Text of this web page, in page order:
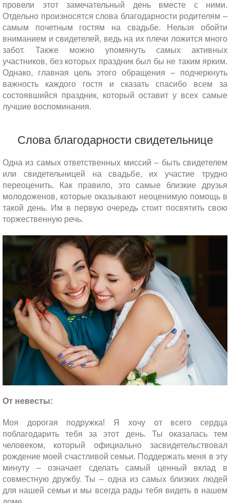
провели этот замечательный день вместе с ними.
Отдельно произносятся слова благодарности родителям –
самым почетным гостям на свадьбе. Нельзя обойти
вниманием и свидетелей, ведь на их плечи ложится много
забот. Также можно упомянуть самых активных
участников, без которых праздник был бы не таким ярким.
Однако, главная цель этого обращения – подчеркнуть
важность каждого гостя и сказать спасибо всем за
состоявшийся праздник, который оставит у всех самые
лучшие воспоминания.
Слова благодарности свидетельнице
Одна из самых ответственных миссий – быть свидетелем
или свидетельницей на свадьбе, их участие трудно
переоценить. Как правило, это самые близкие друзья
молодоженов, которые оказывают неоценимую помощь в
такой день. Им в первую очередь стоит посвятить свою
торжественную речь.
От невесты:
Моя дорогая подружка! Я хочу от всего сердца
поблагодарить тебя за этот день. Ты оказалась тем
человеком, который официально засвидетельствовал
рождение моей счастливой семьи. Поддержать меня в эту
минуту – означает сделать самый ценный вклад в
совместную дружбу. Ты – одна из самых близких людей
для нашей семьи и мы всегда рады тебя видеть в нашем